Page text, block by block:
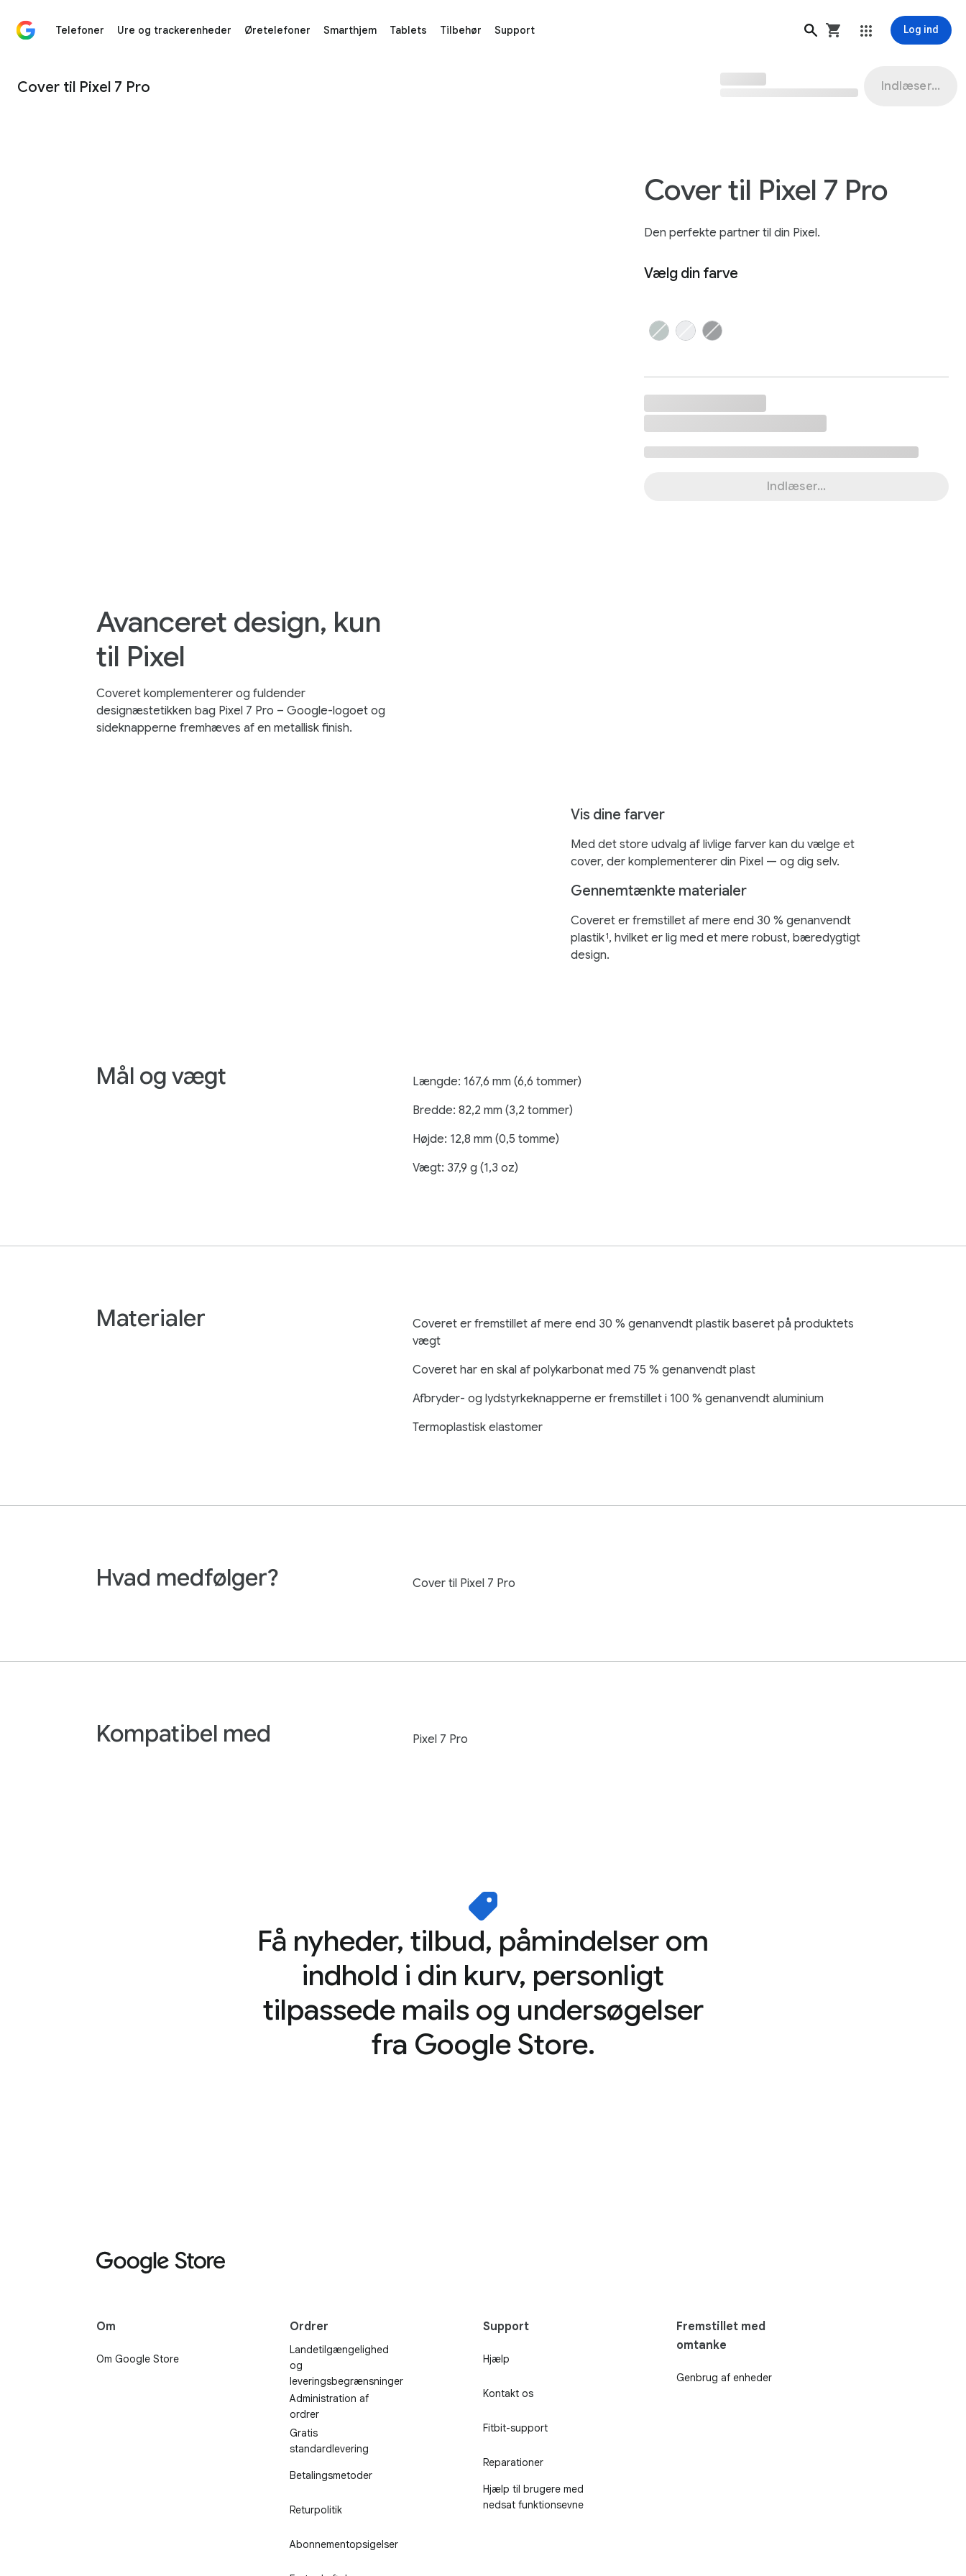
Telefoner Ure og trackerenheder Øretelefoner Smarthjem Tablets Tilbehør Support Log ind
Cover til Pixel 7 Pro – Google Store
Cover til Pixel 7 Pro Indlæser...
Cover til Pixel 7 Pro
Den perfekte partner til din Pixel.
Vælg din farve
Indlæser...
Avanceret design, kun
til Pixel
Coveret komplementerer og fuldender
designæstetikken bag Pixel 7 Pro – Google-logoet og
sideknapperne fremhæves af en metallisk finish.
Vis dine farver
Med det store udvalg af livlige farver kan du vælge et
cover, der komplementerer din Pixel — og dig selv.
Gennemtænkte materialer
Coveret er fremstillet af mere end 30 % genanvendt
plastik1, hvilket er lig med et mere robust, bæredygtigt
design.
Mål og vægt
Længde: 167,6 mm (6,6 tommer)
Bredde: 82,2 mm (3,2 tommer)
Højde: 12,8 mm (0,5 tomme)
Vægt: 37,9 g (1,3 oz)
Materialer
Coveret er fremstillet af mere end 30 % genanvendt plastik baseret på produktets
vægt
Coveret har en skal af polykarbonat med 75 % genanvendt plast
Afbryder- og lydstyrkeknapperne er fremstillet i 100 % genanvendt aluminium
Termoplastisk elastomer
Hvad medfølger? Cover til Pixel 7 Pro
Kompatibel med Pixel 7 Pro
Få nyheder, tilbud, påmindelser om
indhold i din kurv, personligt
tilpassede mails og undersøgelser
fra Google Store.
Om
Om Google Store
Ordrer
Landetilgængelighed
og
leveringsbegrænsninger
Administration af
ordrer
Gratis
standardlevering
Betalingsmetoder
Returpolitik
Abonnementopsigelser
Support
Hjælp
Kontakt os
Fitbit-support
Reparationer
Hjælp til brugere med
nedsat funktionsevne
Fremstillet med
omtanke
Genbrug af enheder